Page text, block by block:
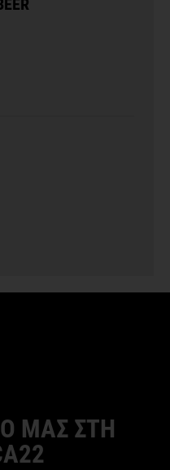
ΜΑΣ ΣΤΗ